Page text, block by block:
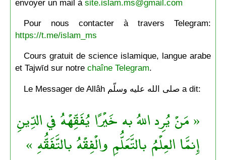
envoyer un mail à site.islam.ms@gmail.com
Pour nous contacter à travers Telegram:
https://t.me/islam_ms
Cours gratuit de science islamique, langue arabe
et Tajwīd sur notre chaîne Telegram.
Le Messager de Allâh صلى الله عليه وسلّم a dit:
« مَنْ يُرِد اللهُ به خَيْرًا يُفَقِّهْهُ في الدِّينِ
إِنمَّا العِلْمُ بالتَّعَلُّمِ والْفِقْهُ بالتَّفَقُّهِ »